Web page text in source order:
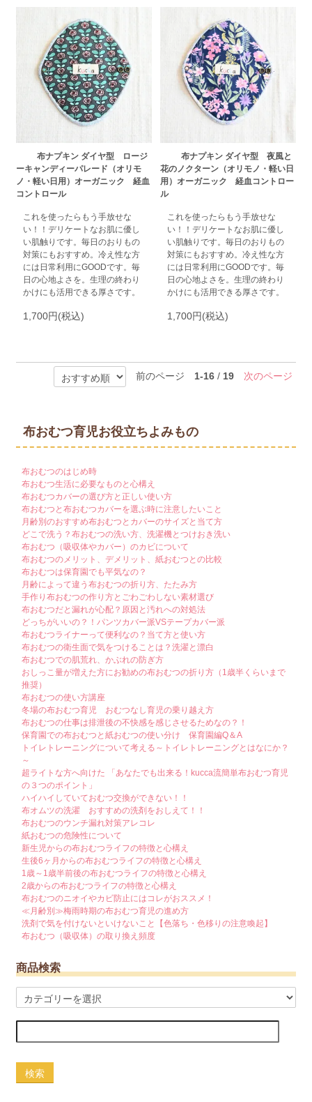
布ナプキン ダイヤ型 ロージ
ーキャンディーパレード（オリモ
ノ・軽い日用）オーガニック 経血
コントロール
これを使ったらもう手放せな
い！！デリケートなお肌に優し
い肌触りです。毎日のおりもの
対策にもおすすめ。冷え性な方
には日常利用にGOODです。毎
日の心地よさを。生理の終わり
かけにも活用できる厚さです。
1,700円(税込)
布ナプキン ダイヤ型 夜風と
花のノクターン（オリモノ・軽い日
用）オーガニック 経血コントロー
ル
これを使ったらもう手放せな
い！！デリケートなお肌に優し
い肌触りです。毎日のおりもの
対策にもおすすめ。冷え性な方
には日常利用にGOODです。毎
日の心地よさを。生理の終わり
かけにも活用できる厚さです。
1,700円(税込)
前のページ 1-16/ 19 次のページ
布おむつ育児お役立ちよみもの
布おむつのはじめ時
布おむつ生活に必要なものと心構え
布おむつカバーの選び方と正しい使い方
布おむつと布おむつカバーを選ぶ時に注意したいこと
月齢別のおすすめ布おむつとカバーのサイズと当て方
どこで洗う？布おむつの洗い方、洗濯機とつけおき洗い
布おむつ（吸収体やカバー）のカビについて
布おむつのメリット、デメリット、紙おむつとの比較
布おむつは保育園でも平気なの？
月齢によって違う布おむつの折り方、たたみ方
手作り布おむつの作り方とごわごわしない素材選び
布おむつだと漏れが心配？原因と汚れへの対処法
どっちがいいの？！パンツカバー派VSテープカバー派
布おむつライナーって便利なの？当て方と使い方
布おむつの衛生面で気をつけることは？洗濯と漂白
布おむつでの肌荒れ、かぶれの防ぎ方
おしっこ量が増えた方にお勧めの布おむつの折り方（1歳半くらいまで
推奨）
布おむつの使い方講座
冬場の布おむつ育児 おむつなし育児の乗り越え方
布おむつの仕事は排泄後の不快感を感じさせるためなの？！
保育園での布おむつと紙おむつの使い分け 保育園編Q＆A
トイレトレーニングについて考える～トイレトレーニングとはなにか？
～
超ライトな方へ向けた 「あなたでも出来る！kucca流簡単布おむつ育児
の３つのポイント」
ハイハイしていておむつ交換ができない！！
布オムツの洗濯 おすすめの洗剤をおしえて！！
布おむつのウンチ漏れ対策アレコレ
紙おむつの危険性について
新生児からの布おむつライフの特徴と心構え
生後6ヶ月からの布おむつライフの特徴と心構え
1歳～1歳半前後の布おむつライフの特徴と心構え
2歳からの布おむつライフの特徴と心構え
布おむつのニオイやカビ防止にはコレがおススメ！
≪月齢別≫梅雨時期の布おむつ育児の進め方
洗剤で気を付けないといけないこと【色落ち・色移りの注意喚起】
布おむつ（吸収体）の取り換え頻度
商品検索
検索